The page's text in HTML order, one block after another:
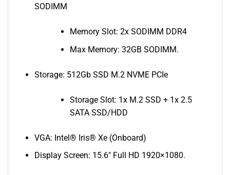
SODIMM
Memory Slot: 2x SODIMM DDR4
Max Memory: 32GB SODIMM.
Storage: 512Gb SSD M.2 NVME PCIe
Storage Slot: 1x M.2 SSD + 1x 2.5
SATA SSD/HDD
VGA: Intel® Iris® Xe (Onboard)
Display Screen: 15.6″ Full HD 1920×1080.